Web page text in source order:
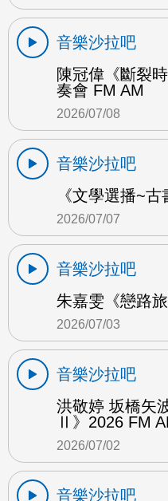
音樂沙拉吧
陳冠偉《斷裂
奏會 FM AM
2026/07/08
音樂沙拉吧
《文學選播~
2026/07/07
音樂沙拉吧
朱嘉雯《戀路
2026/07/03
音樂沙拉吧
洪敬婷 坂橋矢
Ⅱ》2026 FM
2026/07/02
音樂沙拉吧